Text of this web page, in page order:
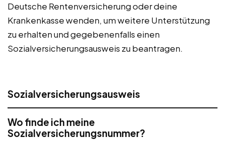
Deutsche Rentenversicherung oder deine
Krankenkasse wenden, um weitere Unterstützung
zu erhalten und gegebenenfalls einen
Sozialversicherungsausweis zu beantragen.
Sozialversicherungsausweis
Wo finde ich meine
Sozialversicherungsnummer?